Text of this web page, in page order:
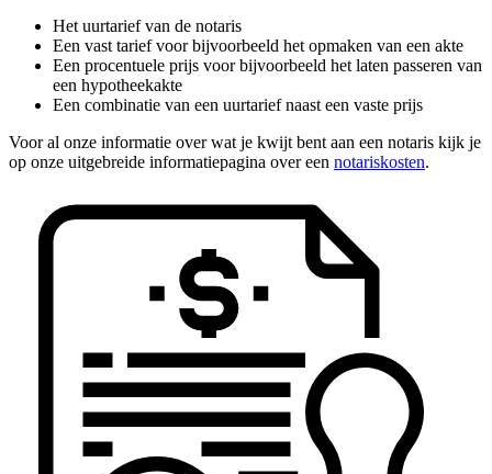
Het uurtarief van de notaris
Een vast tarief voor bijvoorbeeld het opmaken van een akte
Een procentuele prijs voor bijvoorbeeld het laten passeren van
een hypotheekakte
Een combinatie van een uurtarief naast een vaste prijs
Voor al onze informatie over wat je kwijt bent aan een notaris kijk je
op onze uitgebreide informatiepagina over een notariskosten.